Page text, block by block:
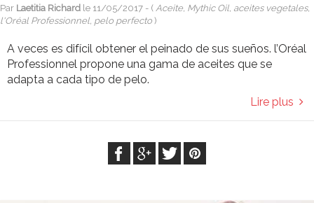
Par Laetitia Richard le 11/05/2017 - ( Aceite, Mythic Oil, aceites vegetales,
l'Oréal Professionnel, pelo perfecto )
A veces es difícil obtener el peinado de sus sueños. l’Oréal
Professionnel propone una gama de aceites que se
adapta a cada tipo de pelo.
Lire plus